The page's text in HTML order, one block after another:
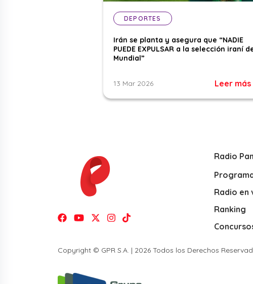
DEPORTES
Irán se planta y asegura que “NADIE
PUEDE EXPULSAR a la selección iraní
Mundial”
13 Mar 2026 Leer más
Radio
Radio en
Ranking
Copyright © GPR S.A. | 2026 Todos los Derechos